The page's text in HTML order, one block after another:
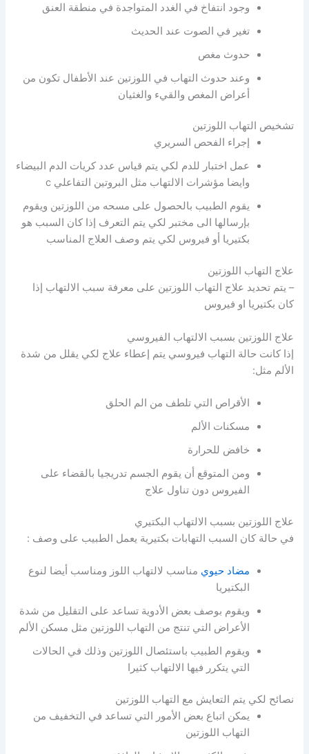
وجود انتفاخ في الغدد المتواجدة في منطقة العنق
تغير في الصوت عند الحديث
حدوث مغص
وعند حدوث التهاب في اللوزتين عند الأطفال تكون من
أعراض المغص والقيء والغثيان
تشخيص التهاب اللوزتين
إجراء الفحص السريري
عمل اختبار للدم لكي يتم قياس عدد كريات الدم البيضاء
وايضا مؤشرات الالتهاب مثل البروتين التفاعلي c
يقوم الطبيب بالحصول على مسحه من اللوزتين ويقوم
بإرسالها الى مختبر لكي يتم التعرف إذا كان السبب هو
بكتيريا أو فيروس لكي يتم وصف العلاج المناسب
علاج التهاب اللوزتين
– يتم تحديد علاج التهاب اللوزتين على معرفة سبب الالتهاب إذا
كان بكتيريا او فيروس
علاج اللوزتين بسبب الالتهاب الفيروسي
إذا كانت حالة التهاب فيروسي يتم إعطاء علاج لكي يقلل من شدة
الألم مثل:
الأقراص التي تلطف من الم الحلق
مسكنات الألم
خافض للحرارة
ومن المتوقع أن يقوم الجسم تدريجيا بالقضاء على
الفيروس دون تناول علاج
علاج اللوزتين بسبب الالتهاب البكتيري
في حالة كان السبب التهابات بكتيرية يعمل الطبيب على وصف :
مضاد حيوي مناسب لالتهاب اللوز ومناسب أيضا لنوع
البكتيريا
ويقوم بوصف بعض الأدوية تساعد على التقليل من شدة
الأعراض التي تنتج من التهاب اللوزتين مثل مسكن الألم
ويقوم الطبيب باستئصال اللوزتين وذلك في الحالات
التي يتكرر فيها الالتهاب كثيرا
نصائح لكي يتم التعايش مع التهاب اللوزتين
يمكن اتباع بعض الأمور التي تساعد في التخفيف من
التهاب اللوزتين